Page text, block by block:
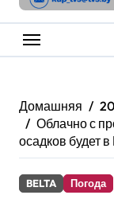
Домашняя
Облачно с
осадков будет
BELTA Погода